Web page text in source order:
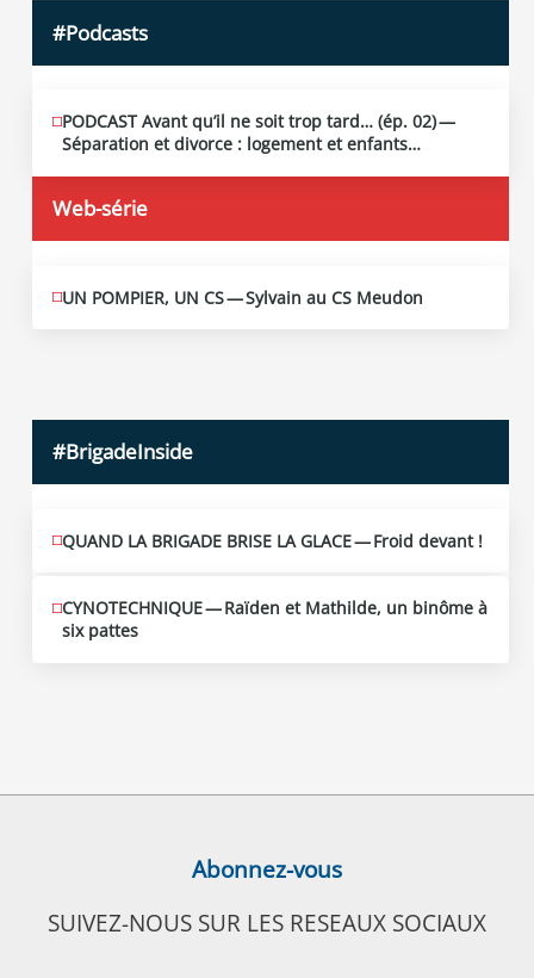
#Podcasts
MAI
13
2026
PODCAST Avant qu’il ne soit trop tard… (ép. 02) —
Séparation et divorce : logement et enfants…
Web-série
MAI
10
UN POMPIER, UN CS — Sylvain au CS Meudon
#BrigadeInside
QUAND LA BRIGADE BRISE LA GLACE — Froid devant !
CYNOTECHNIQUE — Raïden et Mathilde, un binôme à
six pattes
Abonnez-vous
SUIVEZ-NOUS SUR LES RESEAUX SOCIAUX